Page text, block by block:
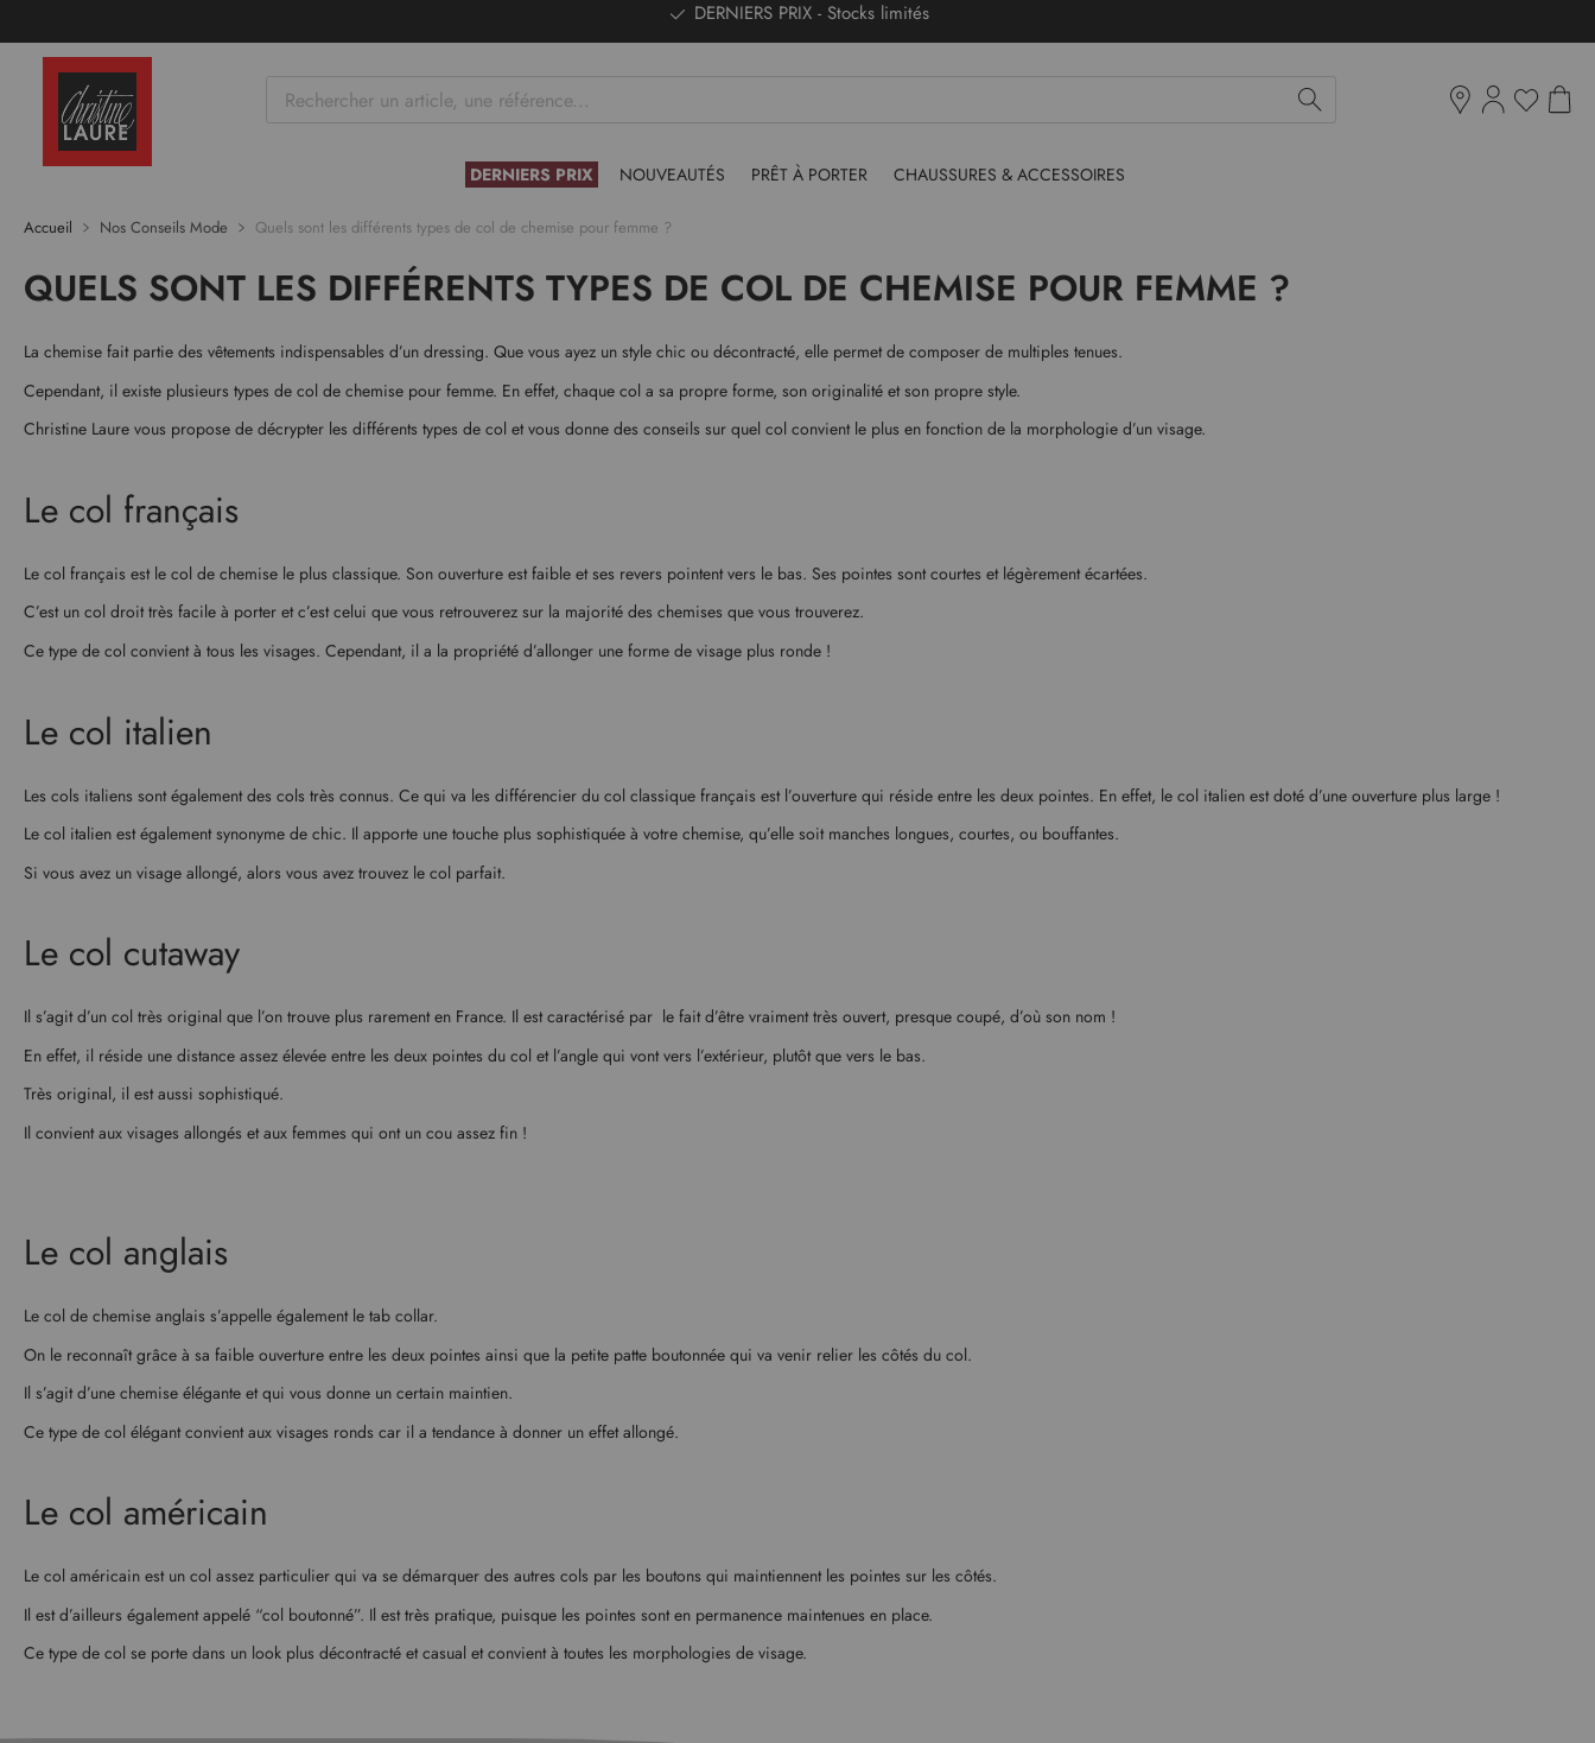
DERNIERS PRIX - Stocks limités
DERNIERS PRIX NOUVEAUTÉS PRÊT À PORTER CHAUSSURES & ACCESSOIRES
Accueil Nos Conseils Mode Quels sont les différents types de col de chemise pour femme ?
QUELS SONT LES DIFFÉRENTS TYPES DE COL DE CHEMISE POUR FEMME ?
La chemise fait partie des vêtements indispensables d’un dressing. Que vous ayez un style chic ou décontracté, elle permet de composer de multiples tenues.
Cependant, il existe plusieurs types de col de chemise pour femme. En effet, chaque col a sa propre forme, son originalité et son propre style.
Christine Laure vous propose de décrypter les différents types de col et vous donne des conseils sur quel col convient le plus en fonction de la morphologie d’un visage.
Le col français
Le col français est le col de chemise le plus classique. Son ouverture est faible et ses revers pointent vers le bas. Ses pointes sont courtes et légèrement écartées.
C’est un col droit très facile à porter et c’est celui que vous retrouverez sur la majorité des chemises que vous trouverez.
Ce type de col convient à tous les visages. Cependant, il a la propriété d’allonger une forme de visage plus ronde !
Le col italien
Les cols italiens sont également des cols très connus. Ce qui va les différencier du col classique français est l’ouverture qui réside entre les deux pointes. En effet, le col italien est doté d’une ouverture plus large !
Le col italien est également synonyme de chic. Il apporte une touche plus sophistiquée à votre chemise, qu’elle soit manches longues, courtes, ou bouffantes.
Si vous avez un visage allongé, alors vous avez trouvez le col parfait.
Le col cutaway
Il s’agit d’un col très original que l’on trouve plus rarement en France. Il est caractérisé par le fait d’être vraiment très ouvert, presque coupé, d’où son nom !
En effet, il réside une distance assez élevée entre les deux pointes du col et l’angle qui vont vers l’extérieur, plutôt que vers le bas.
Très original, il est aussi sophistiqué.
Il convient aux visages allongés et aux femmes qui ont un cou assez fin !
Le col anglais
Le col de chemise anglais s’appelle également le tab collar.
On le reconnaît grâce à sa faible ouverture entre les deux pointes ainsi que la petite patte boutonnée qui va venir relier les côtés du col.
Il s’agit d’une chemise élégante et qui vous donne un certain maintien.
Ce type de col élégant convient aux visages ronds car il a tendance à donner un effet allongé.
Le col américain
Le col américain est un col assez particulier qui va se démarquer des autres cols par les boutons qui maintiennent les pointes sur les côtés.
Il est d’ailleurs également appelé “col boutonné”. Il est très pratique, puisque les pointes sont en permanence maintenues en place.
Ce type de col se porte dans un look plus décontracté et casual et convient à toutes les morphologies de visage.